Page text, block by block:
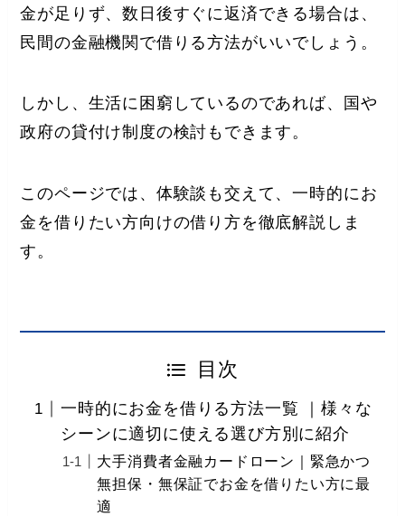
金が足りず、数日後すぐに返済できる場合は、
民間の金融機関で借りる方法がいいでしょう。
しかし、 生活に困窮しているのであれば、国や
政府の貸付け制度の検討もできます。
このページでは、 体験談も交えて、一時的にお
金を借りたい方向けの借り方を徹底解説しま
す。
目次
一時的にお金を借りる方法一覧 ｜様々な
シーンに適切に使える選び方別に紹介
大手消費者金融カードローン｜緊急かつ
無担保・無保証でお金を借りたい方に最
適